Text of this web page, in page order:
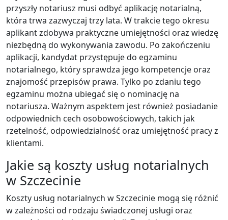
przyszły notariusz musi odbyć aplikację notarialną,
która trwa zazwyczaj trzy lata. W trakcie tego okresu
aplikant zdobywa praktyczne umiejętności oraz wiedzę
niezbędną do wykonywania zawodu. Po zakończeniu
aplikacji, kandydat przystępuje do egzaminu
notarialnego, który sprawdza jego kompetencje oraz
znajomość przepisów prawa. Tylko po zdaniu tego
egzaminu można ubiegać się o nominację na
notariusza. Ważnym aspektem jest również posiadanie
odpowiednich cech osobowościowych, takich jak
rzetelność, odpowiedzialność oraz umiejętność pracy z
klientami.
Jakie są koszty usług notarialnych
w Szczecinie
Koszty usług notarialnych w Szczecinie mogą się różnić
w zależności od rodzaju świadczonej usługi oraz